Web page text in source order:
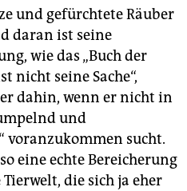
und gefürchtete Räuber
daran ist seine
wie das „Buch der
nicht seine Sache“,
dahin, wenn er nicht in
und
voranzukommen sucht.
eine echte Bereicherung
die sich ja eher